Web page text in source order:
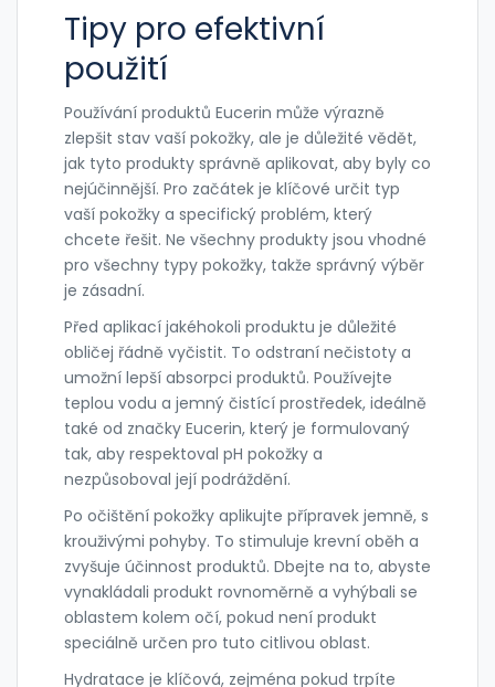
Tipy pro efektivní
použití
Používání produktů Eucerin může výrazně
zlepšit stav vaší pokožky, ale je důležité vědět,
jak tyto produkty správně aplikovat, aby byly co
nejúčinnější. Pro začátek je klíčové určit typ
vaší pokožky a specifický problém, který
chcete řešit. Ne všechny produkty jsou vhodné
pro všechny typy pokožky, takže správný výběr
je zásadní.
Před aplikací jakéhokoli produktu je důležité
obličej řádně vyčistit. To odstraní nečistoty a
umožní lepší absorpci produktů. Používejte
teplou vodu a jemný čistící prostředek, ideálně
také od značky Eucerin, který je formulovaný
tak, aby respektoval pH pokožky a
nezpůsoboval její podráždění.
Po očištění pokožky aplikujte přípravek jemně, s
krouživými pohyby. To stimuluje krevní oběh a
zvyšuje účinnost produktů. Dbejte na to, abyste
vynakládali produkt rovnoměrně a vyhýbali se
oblastem kolem očí, pokud není produkt
speciálně určen pro tuto citlivou oblast.
Hydratace je klíčová, zejména pokud trpíte